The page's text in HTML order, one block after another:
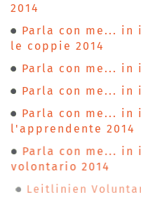
2014
Parla con me...
le coppie 2014
Parla con me...
Parla con me...
Parla con me...
l'apprendente 2014
Parla con me...
volontario 2014
Leitlinien